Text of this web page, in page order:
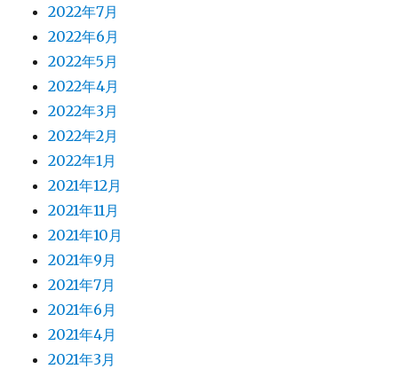
2022年7月
2022年6月
2022年5月
2022年4月
2022年3月
2022年2月
2022年1月
2021年12月
2021年11月
2021年10月
2021年9月
2021年7月
2021年6月
2021年4月
2021年3月